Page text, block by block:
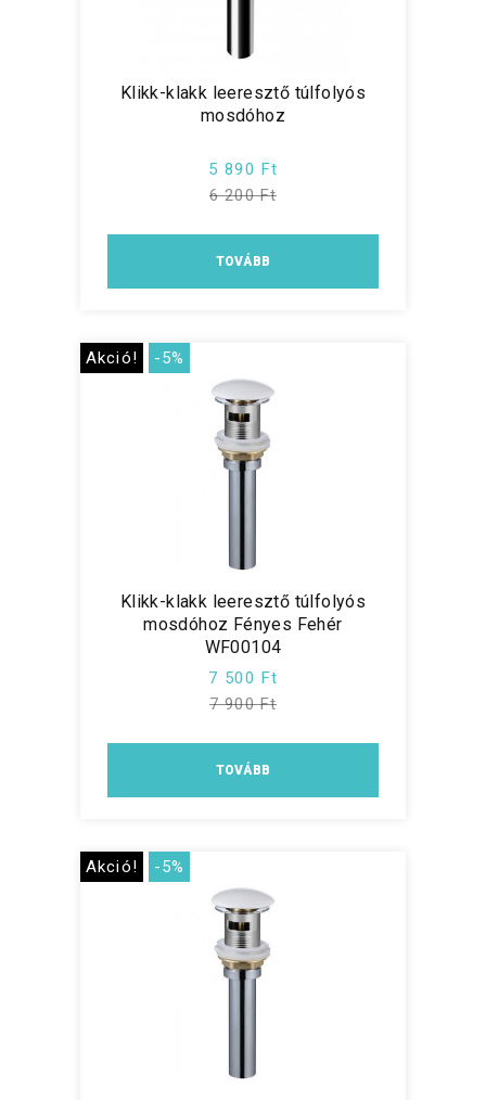
Klikk-klakk leeresztő túlfolyós
mosdóhoz
5 890 Ft
6 200 Ft
TOVÁBB
Akció! -5%
Klikk-klakk leeresztő túlfolyós
mosdóhoz Fényes Fehér
WF00104
7 500 Ft
7 900 Ft
TOVÁBB
Akció! -5%